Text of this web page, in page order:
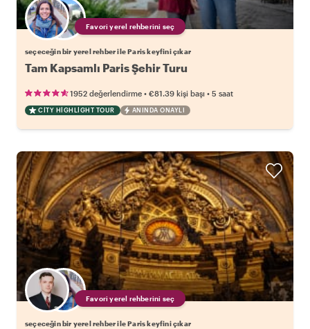
Favori yerel rehberini seç
seçeceğin bir yerel rehber ile Paris keyfini çıkar
Tam Kapsamlı Paris Şehir Turu
1952 değerlendirme • €81.39 kişi başı • 5 saat
CITY HIGHLIGHT TOUR ANINDA ONAYLI
Favori yerel rehberini seç
seçeceğin bir yerel rehber ile Paris keyfini çıkar